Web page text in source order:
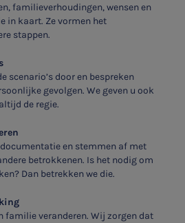
familieverhoudingen, wensen en
in kaart. Ze vormen het
stappen.
scenario’s door en bespreken
gevolgen. We geven u ook
de regie.
en stemmen af met
betrokkenen. Is het nodig om
Dan betrekken we die.
familie veranderen. Wij zorgen dat